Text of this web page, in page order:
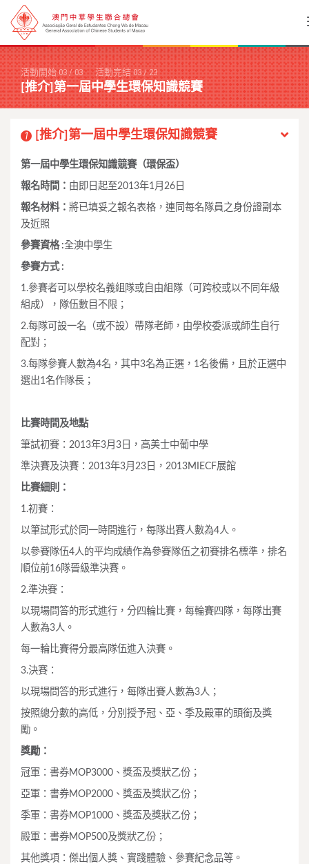
活動開始 03/03 活動完結 03/23
[推介]第一屆中學生環保知識競賽
1 [推介]第一屆中學生環保知識競賽
第一屆中學生環保知識競賽（環保盃）
報名時間： 由即日起至2013年1月26日
報名材料： 將已填妥之報名表格，連同每名隊員之身份證副本
及近照
參賽資格:全澳中學生
參賽方式:
1.參賽者可以學校名義組隊或自由組隊（可跨校或以不同年級
組成），隊伍數目不限；
2.每隊可設一名（或不設）帶隊老師，由學校委派或師生自行
配對；
3.每隊參賽人數為4名，其中3名為正選，1名後備，且於正選中
選出1名作隊長；
比賽時間及地點
筆試初賽：2013年3月3日，高美士中葡中學
準決賽及決賽：2013年3月23日，2013MIECF展館
比賽細則：
1.初賽：
以筆試形式於同一時間進行，每隊出賽人數為4人。
以參賽隊伍4人的平均成績作為參賽隊伍之初賽排名標準，排名
順位前16隊晉級準決賽。
2.準決賽：
以現場問答的形式進行，分四輪比賽，每輪賽四隊，每隊出賽
人數為3人。
每一輪比賽得分最高隊伍進入決賽。
3.決賽：
以現場問答的形式進行，每隊出賽人數為3人；
按照總分數的高低，分別授予冠、亞、季及殿軍的頭銜及獎
勵。
獎勵：
冠軍：書券MOP3000、獎盃及獎狀乙份；
亞軍：書券MOP2000、獎盃及獎狀乙份；
季軍：書券MOP1000、獎盃及獎狀乙份；
殿軍：書券MOP500及獎狀乙份；
其他獎項：傑出個人獎、實踐體驗、參賽紀念品等。